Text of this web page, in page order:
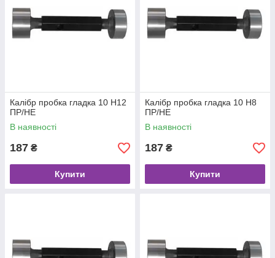
Калібр пробка гладка 10 Н12
ПР/НЕ
В наявності
187 ₴
Купити
Калібр пробка гладка 10 Н8
ПР/НЕ
В наявності
187 ₴
Купити